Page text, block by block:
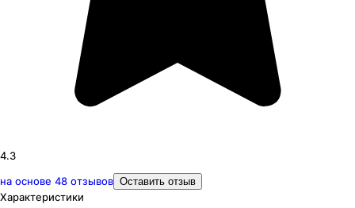
4.3
на основе 48 отзывов Оставить отзыв
Характеристики